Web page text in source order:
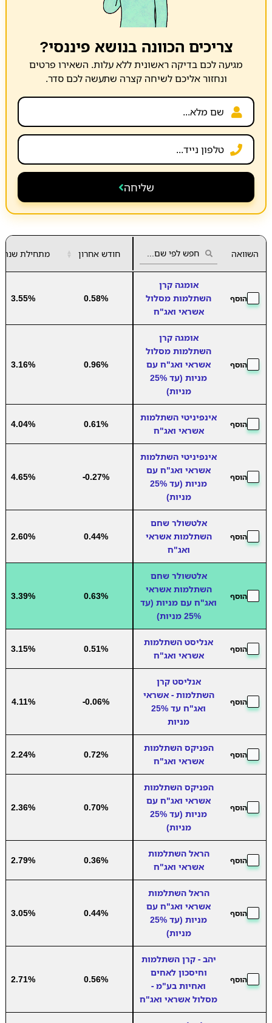
צריכים הכוונה בנושא פיננסי?
מגיעה לכם בדיקה ראשונית ללא עלות. השאירו פרטים
ונחזור אליכם לשיחה קצרה שתעשה לכם סדר.
שליחה
השוואה חודש אחרון ▲
▼ מתחילת שנה
הוסף
אומגה קרן
השתלמות מסלול
אשראי ואג"ח
0.58%
3.55%
הוסף
אומגה קרן
השתלמות מסלול
אשראי ואג"ח עם
מניות (עד 25%
מניות)
0.96%
3.16%
הוסף
אינפיניטי השתלמות
אשראי ואג"ח
0.61%
4.04%
הוסף
אינפיניטי השתלמות
אשראי ואג"ח עם
מניות (עד 25%
מניות)
-0.27%
4.65%
הוסף
אלטשולר שחם
השתלמות אשראי
ואג"ח
0.44%
2.60%
הוסף
אלטשולר שחם
השתלמות אשראי
ואג"ח עם מניות (עד
25% מניות)
0.63%
3.39%
הוסף
אנליסט השתלמות
אשראי ואג"ח
0.51%
3.15%
הוסף
אנליסט קרן
השתלמות - אשראי
ואג"ח עד 25%
מניות
-0.06%
4.11%
הוסף
הפניקס השתלמות
אשראי ואג"ח
0.72%
2.24%
הוסף
הפניקס השתלמות
אשראי ואג"ח עם
מניות (עד 25%
מניות)
0.70%
2.36%
הוסף
הראל השתלמות
אשראי ואג"ח
0.36%
2.79%
הוסף
הראל השתלמות
אשראי ואג"ח עם
מניות (עד 25%
מניות)
0.44%
3.05%
הוסף
יהב - קרן השתלמות
וחיסכון לאחים
ואחיות בע"מ -
מסלול אשראי ואג"ח
0.56%
2.71%